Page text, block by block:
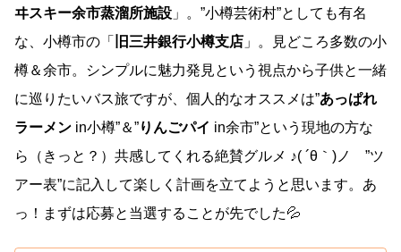
ヰスキー余市蒸溜所施設 」。”小樽芸術村”としても有名
な、小樽市の「
旧三井銀行小樽支店 」。見どころ多数の小
樽＆余市。シンプルに魅力発見という視点から子供と一緒
に巡りたいバス旅ですが、個人的なオススメは”あっぱれ
ラーメン in小樽”＆”りんごパイ in余市”という現地の方な
ら（きっと？）共感してくれる絶賛グルメ ♪( ´θ｀)ノ ”ツ
アー表”に記入して楽しく計画を立てようと思います。あ
っ！まずは応募と当選することが先でした💦